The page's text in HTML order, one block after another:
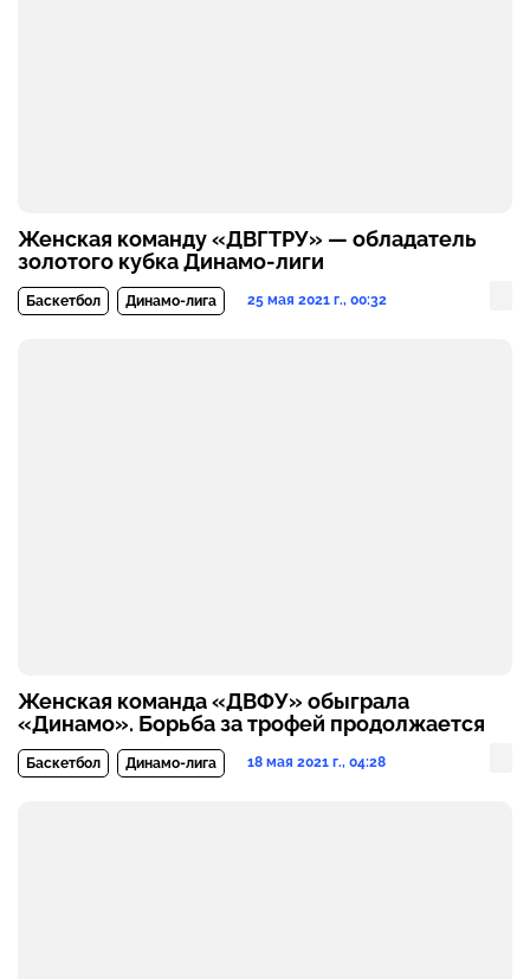
Женская команду «ДВГТРУ» — обладатель
золотого кубка Динамо-лиги
Баскетбол Динамо-лига 25 мая 2021 г., 00:32
Женская команда «ДВФУ» обыграла
«Динамо». Борьба за трофей продолжается
Баскетбол Динамо-лига 18 мая 2021 г., 04:28